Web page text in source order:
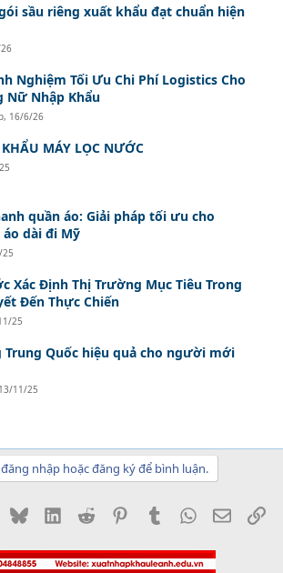
sầu riêng xuất khẩu đạt chuẩn hiện
Nghiệm Tối Ưu Chi Phí Logistics Cho
Nữ Nhập Khẩu
, 16/6/26
MÁY LỌC NƯỚC
quần áo: Giải pháp tối ưu cho
dài đi Mỹ
Xác Định Thị Trường Mục Tiêu Trong
Đến Thực Chiến
25
Trung Quốc hiệu quả cho người mới
13/11/25
nhập hoặc đăng ký để bình luận.
BlueskyLinkedInReddit PinterestTumblrWhatsApp
Email